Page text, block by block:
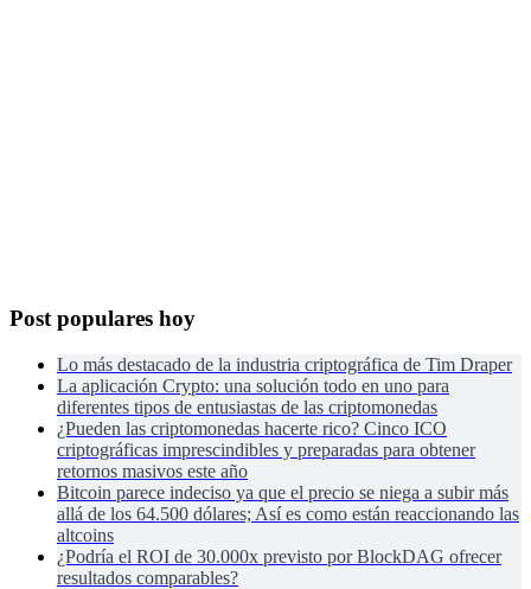
Post populares hoy
Lo más destacado de la industria criptográfica de Tim Draper
La aplicación Crypto: una solución todo en uno para
diferentes tipos de entusiastas de las criptomonedas
¿Pueden las criptomonedas hacerte rico? Cinco ICO
criptográficas imprescindibles y preparadas para obtener
retornos masivos este año
Bitcoin parece indeciso ya que el precio se niega a subir más
allá de los 64.500 dólares; Así es como están reaccionando las
altcoins
¿Podría el ROI de 30.000x previsto por BlockDAG ofrecer
resultados comparables?